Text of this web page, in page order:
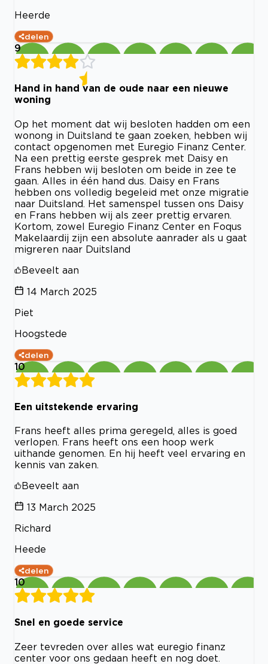
Heerde
delen
9
Hand in hand van de oude naar een nieuwe
woning
Op het moment dat wij besloten hadden om een
wonong in Duitsland te gaan zoeken, hebben wij
contact opgenomen met Euregio Finanz Center.
Na een prettig eerste gesprek met Daisy en
Frans hebben wij besloten om beide in zee te
gaan. Alles in één hand dus. Daisy en Frans
hebben ons volledig begeleid met onze migratie
naar Duitsland. Het samenspel tussen ons Daisy
en Frans hebben wij als zeer prettig ervaren.
Kortom, zowel Euregio Finanz Center en Foqus
Makelaardij zijn een absolute aanrader als u gaat
migreren naar Duitsland
Beveelt aan
14 March 2025
Piet
Hoogstede
delen
10
Een uitstekende ervaring
Frans heeft alles prima geregeld, alles is goed
verlopen. Frans heeft ons een hoop werk
uithande genomen. En hij heeft veel ervaring en
kennis van zaken.
Beveelt aan
13 March 2025
Richard
Heede
delen
10
Snel en goede service
Zeer tevreden over alles wat euregio finanz
center voor ons gedaan heeft en nog doet.